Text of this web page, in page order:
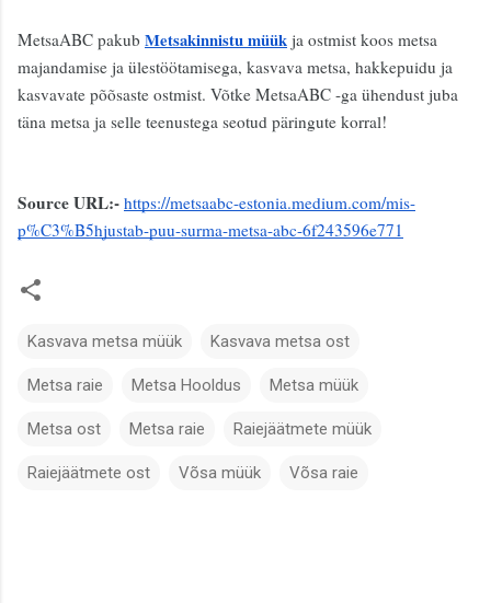
MetsaABC pakub Metsakinnistu müük ja ostmist koos metsa
majandamise ja ülestöötamisega, kasvava metsa, hakkepuidu ja
kasvavate põõsaste ostmist. Võtke MetsaABC -ga ühendust juba
täna metsa ja selle teenustega seotud päringute korral!
Source URL:- https://metsaabc-estonia.medium.com/mis-
p%C3%B5hjustab-puu-surma-metsa-abc-6f243596e771
Kasvava metsa müük Kasvava metsa ost
Metsa raie Metsa Hooldus Metsa müük
Metsa ost Metsa raie Raiejäätmete müük
Raiejäätmete ost Võsa müük Võsa raie